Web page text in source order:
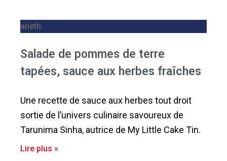
aneth
Salade de pommes de terre
tapées, sauce aux herbes fraîches
Une recette de sauce aux herbes tout droit
sortie de l’univers culinaire savoureux de
Tarunima Sinha, autrice de My Little Cake Tin.
Lire plus »